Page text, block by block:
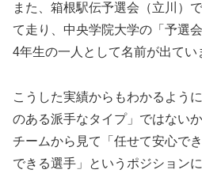
また、箱根駅伝予選会（立川）
て走り、中央学院大学の「予選
4年生の一人として名前が出てい
こうした実績からもわかるよう
のある派手なタイプ」ではない
チームから見て「任せて安心で
できる選手」というポジション